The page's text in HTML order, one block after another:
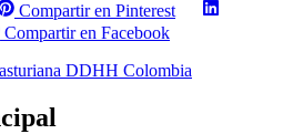
Compartir en Pinterest
Compartir en Facebook
DDHH Colombia